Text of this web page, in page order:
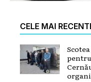
CELE MAI